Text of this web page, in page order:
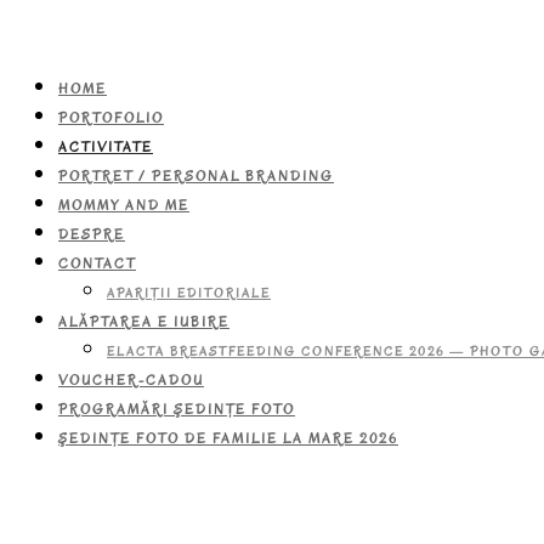
HOME
PORTOFOLIO
ACTIVITATE
PORTRET / PERSONAL BRANDING
MOMMY AND ME
DESPRE
CONTACT
APARIŢII EDITORIALE
ALĂPTAREA E IUBIRE
ELACTA BREASTFEEDING CONFERENCE 2026 — PHOTO
VOUCHER-CADOU
PROGRAMĂRI ŞEDINŢE FOTO
ŞEDINŢE FOTO DE FAMILIE LA MARE 2026